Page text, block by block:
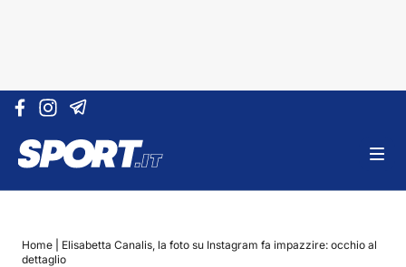
Vai al contenuto
Home
Elisabetta Canalis, la foto su Instagram fa impazzire: occhio al
dettaglio